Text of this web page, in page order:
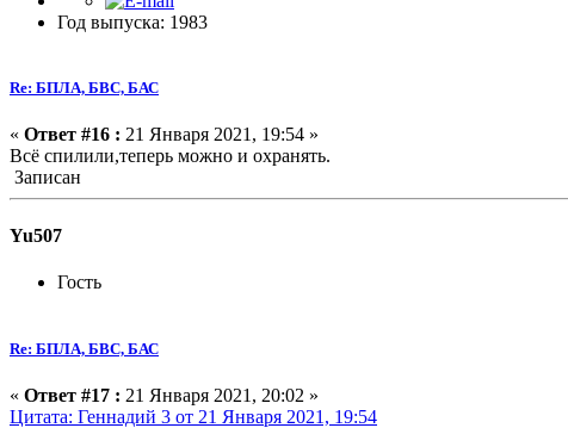
Год выпуска: 1983
Re: БПЛА, БВС, БАС
« Ответ #16 : 21 Января 2021, 19:54 »
Всё спилили,теперь можно и охранять.
Записан
Yu507
Гость
Re: БПЛА, БВС, БАС
« Ответ #17 : 21 Января 2021, 20:02 »
Цитата: Геннадий 3 от 21 Января 2021, 19:54